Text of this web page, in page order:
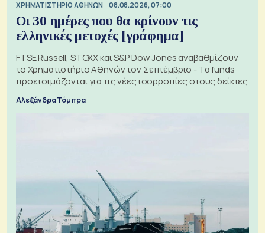
XΡΗΜΑΤΙΣΤΗΡΙΟ ΑΘΗΝΩΝ 08.08.2026, 07:00
Οι 30 ημέρες που θα κρίνουν τις
ελληνικές μετοχές [γράφημα]
FTSE Russell, STOXX και S&P Dow Jones αναβαθμίζουν
το Χρηματιστήριο Αθηνών τον Σεπτέμβριο - Τα funds
προετοιμάζονται για τις νέες ισορροπίες στους δείκτες
Αλεξάνδρα Τόμπρα